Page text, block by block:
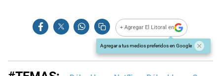
+ Agregar El Litoral en
Agregar a tus medios preferidos en Google